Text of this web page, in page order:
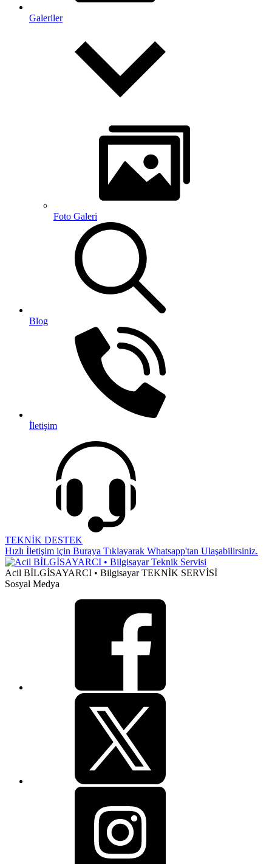
Galeriler
Foto Galeri
Blog
İletişim
TEKNİK DESTEK
Hızlı İletişim için Buraya Tıklayarak Whatsapp'tan Ulaşabilirsiniz.
Acil BİLGİSAYARCI • Bilgisayar TEKNİK SERVİSİ
Sosyal Medya